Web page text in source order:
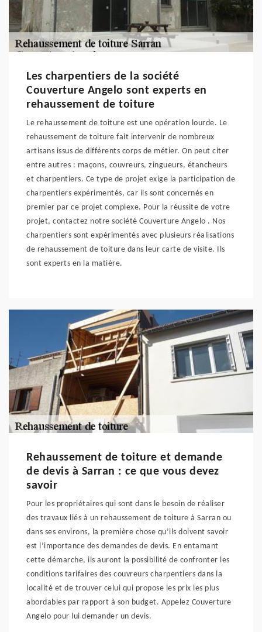
Les charpentiers de la société
Couverture Angelo sont experts en
rehaussement de toiture
Le rehaussement de toiture est une opération lourde. Le
rehaussement de toiture fait intervenir de nombreux
artisans issus de différents corps de métier. On peut citer
entre autres : maçons, couvreurs, zingueurs, étancheurs
et charpentiers. Ce type de projet exige la participation de
charpentiers expérimentés, car ils sont concernés en
premier par ce projet complexe. Pour la réussite de votre
projet, contactez notre société Couverture Angelo . Nos
charpentiers sont expérimentés avec plusieurs réalisations
de rehaussement de toiture dans leur carte de visite. Ils
sont experts en la matière.
Rehaussement de toiture et demande
de devis à Sarran : ce que vous devez
savoir
Pour les propriétaires qui sont dans le besoin de réaliser
des travaux liés à un rehaussement de toiture à Sarran ou
dans ses environs, la première chose qu’ils doivent savoir
est l’importance des demandes de devis. En entamant
cette démarche, ils auront la possibilité de confronter les
conditions tarifaires des couvreurs charpentiers dans la
localité et de trouver celui qui propose les prix les plus
abordables par rapport à son budget. Appelez Couverture
Angelo pour lui demander un devis.